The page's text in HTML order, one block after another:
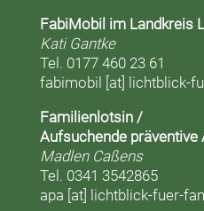
FabiMobil im Landkreis
Kati Gantke
Tel. 0177 460 23 61
fabimobil [at] lichtblick-
Familienlotsin /
Aufsuchende präventive
Madlen Caßens
Tel. 0341 3542865
apa [at] lichtblick-fuer-